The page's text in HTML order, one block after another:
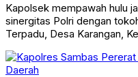
Kapolsek mempawah hulu
sinergitas Polri dengan
Terpadu, Desa Karangan,
Daerah